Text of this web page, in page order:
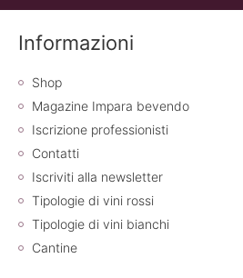
Informazioni
Shop
Magazine Impara bevendo
Iscrizione professionisti
Contatti
Iscriviti alla newsletter
Tipologie di vini rossi
Tipologie di vini bianchi
Cantine